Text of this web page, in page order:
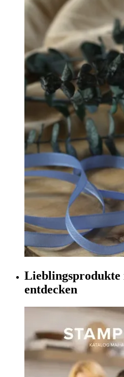
entdecken